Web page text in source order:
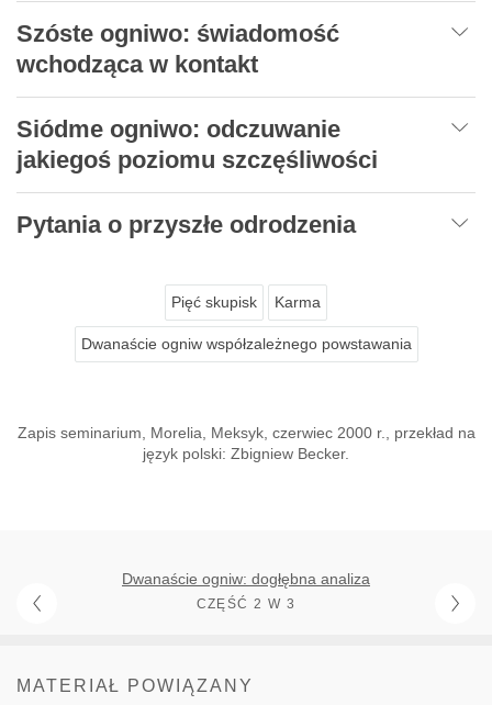
Szóste ogniwo: świadomość
wchodząca w kontakt
Siódme ogniwo: odczuwanie
jakiegoś poziomu szczęśliwości
Pytania o przyszłe odrodzenia
Pięć skupisk Karma
Dwanaście ogniw współzależnego powstawania
Zapis seminarium, Morelia, Meksyk, czerwiec 2000 r., przekład na
język polski: Zbigniew Becker.
Dwanaście ogniw: dogłębna analiza
CZĘŚĆ 2 W 3
MATERIAŁ POWIĄZANY